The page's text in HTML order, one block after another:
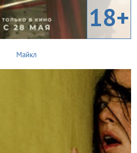
18+
Майкл